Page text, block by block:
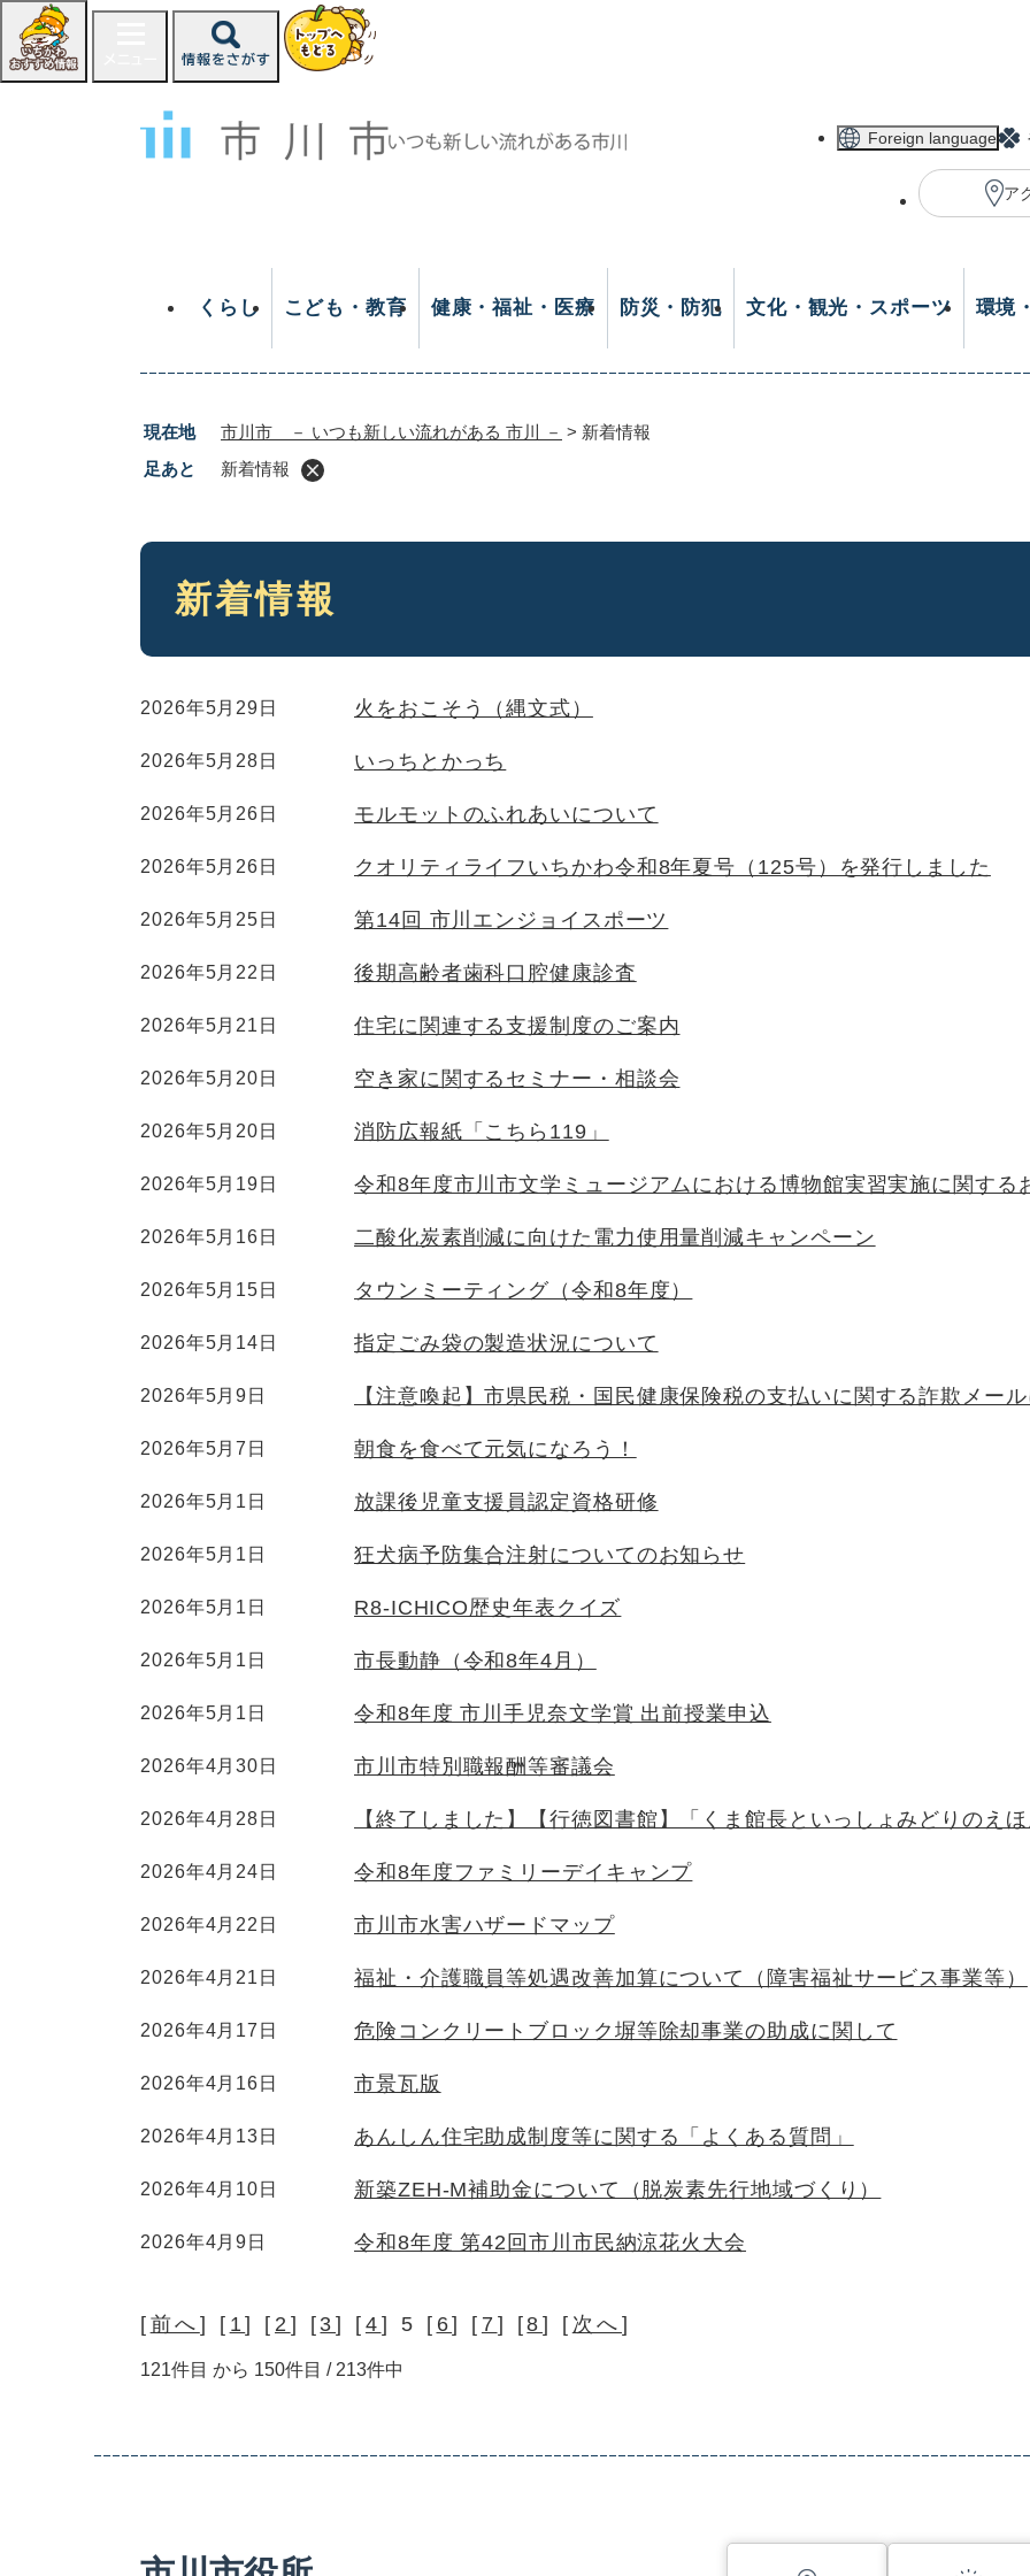
ジ
Foreign language
ア
くらし こども・教育 健康・福祉・医療 防災・防犯 文化・観光・スポーツ 環境
現在地 市川市 － いつも新しい流れがある 市川 － > 新着情報
足あと
新着情報
本
新着情報
2026年5月29日 火をおこそう（縄文式）
2026年5月28日 いっちとかっち
2026年5月26日 モルモットのふれあいについて
2026年5月26日 クオリティライフいちかわ令和8年夏号（125号）を発行しました
2026年5月25日 第14回 市川エンジョイスポーツ
2026年5月22日 後期高齢者歯科口腔健康診査
2026年5月21日 住宅に関連する支援制度のご案内
2026年5月20日 空き家に関するセミナー・相談会
2026年5月20日 消防広報紙「こちら119」
2026年5月19日 令和8年度市川市文学ミュージアムにおける博物館実習実施に関する
2026年5月16日 二酸化炭素削減に向けた電力使用量削減キャンペーン
2026年5月15日 タウンミーティング（令和8年度）
2026年5月14日 指定ごみ袋の製造状況について
2026年5月9日 【注意喚起】市県民税・国民健康保険税の支払いに関する詐欺メー
2026年5月7日 朝食を食べて元気になろう！
2026年5月1日 放課後児童支援員認定資格研修
2026年5月1日 狂犬病予防集合注射についてのお知らせ
2026年5月1日 R8-ICHICO歴史年表クイズ
2026年5月1日 市長動静（令和8年4月）
2026年5月1日 令和8年度 市川手児奈文学賞 出前授業申込
2026年4月30日 市川市特別職報酬等審議会
2026年4月28日 【終了しました】【行徳図書館】「くま館長といっしょみどりのえ
2026年4月24日 令和8年度ファミリーデイキャンプ
2026年4月22日 市川市水害ハザードマップ
2026年4月21日 福祉・介護職員等処遇改善加算について（障害福祉サービス事業等）
2026年4月17日 危険コンクリートブロック塀等除却事業の助成に関して
2026年4月16日 市景瓦版
2026年4月13日 あんしん住宅助成制度等に関する「よくある質問」
2026年4月10日 新築ZEH-M補助金について（脱炭素先行地域づくり）
2026年4月9日 令和8年度 第42回市川市民納涼花火大会
[ 前へ ] [ 1] [ 2 ] [ 3] [ 4 ] 5 [ 6] [ 7 ] [8 ] [ 次へ ]
121件目 から 150件目 / 213件中